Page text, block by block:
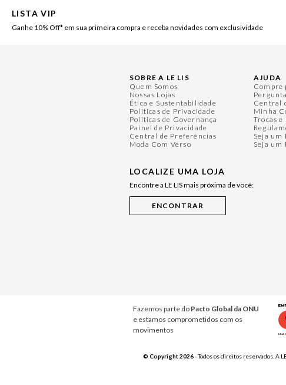
LISTA VIP
Ganhe 10% Off* em sua primeira compra e receba novidades com exclusividade
SOBRE A LE LIS
Quem Somos
Nossas Lojas
Ética e Sustentabilidade
Políticas de Privacidade
Políticas de Governança
Painel de Privacidade
Central de Preferências
Moda Com Verso
LOCALIZE UMA LOJA
Encontre a LE LIS mais próxima de você:
AJUDA
Compre
Central
Minha
Trocas
Seja um
Seja um
Fazemos parte do Pacto Global da ONU
e estamos comprometidos com os
movimentos
© Copyright 2026- Todos os direitos reservados. A